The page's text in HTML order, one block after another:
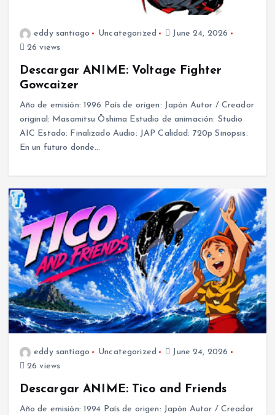
eddy santiago Uncategorized
June 24, 2026
26 views
Descargar ANIME: Voltage Fighter
Gowcaizer
Año de emisión: 1996 País de origen: Japón Autor / Creador
original: Masamitsu Ōshima Estudio de animación: Studio
AIC Estado: Finalizado Audio: JAP Calidad: 720p Sinopsis:
En un futuro donde…
eddy santiago Uncategorized
June 24, 2026
26 views
Descargar ANIME: Tico and Friends
Año de emisión: 1994 País de origen: Japón Autor / Creador